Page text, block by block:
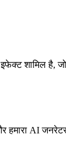
शामिल है, जो
AI